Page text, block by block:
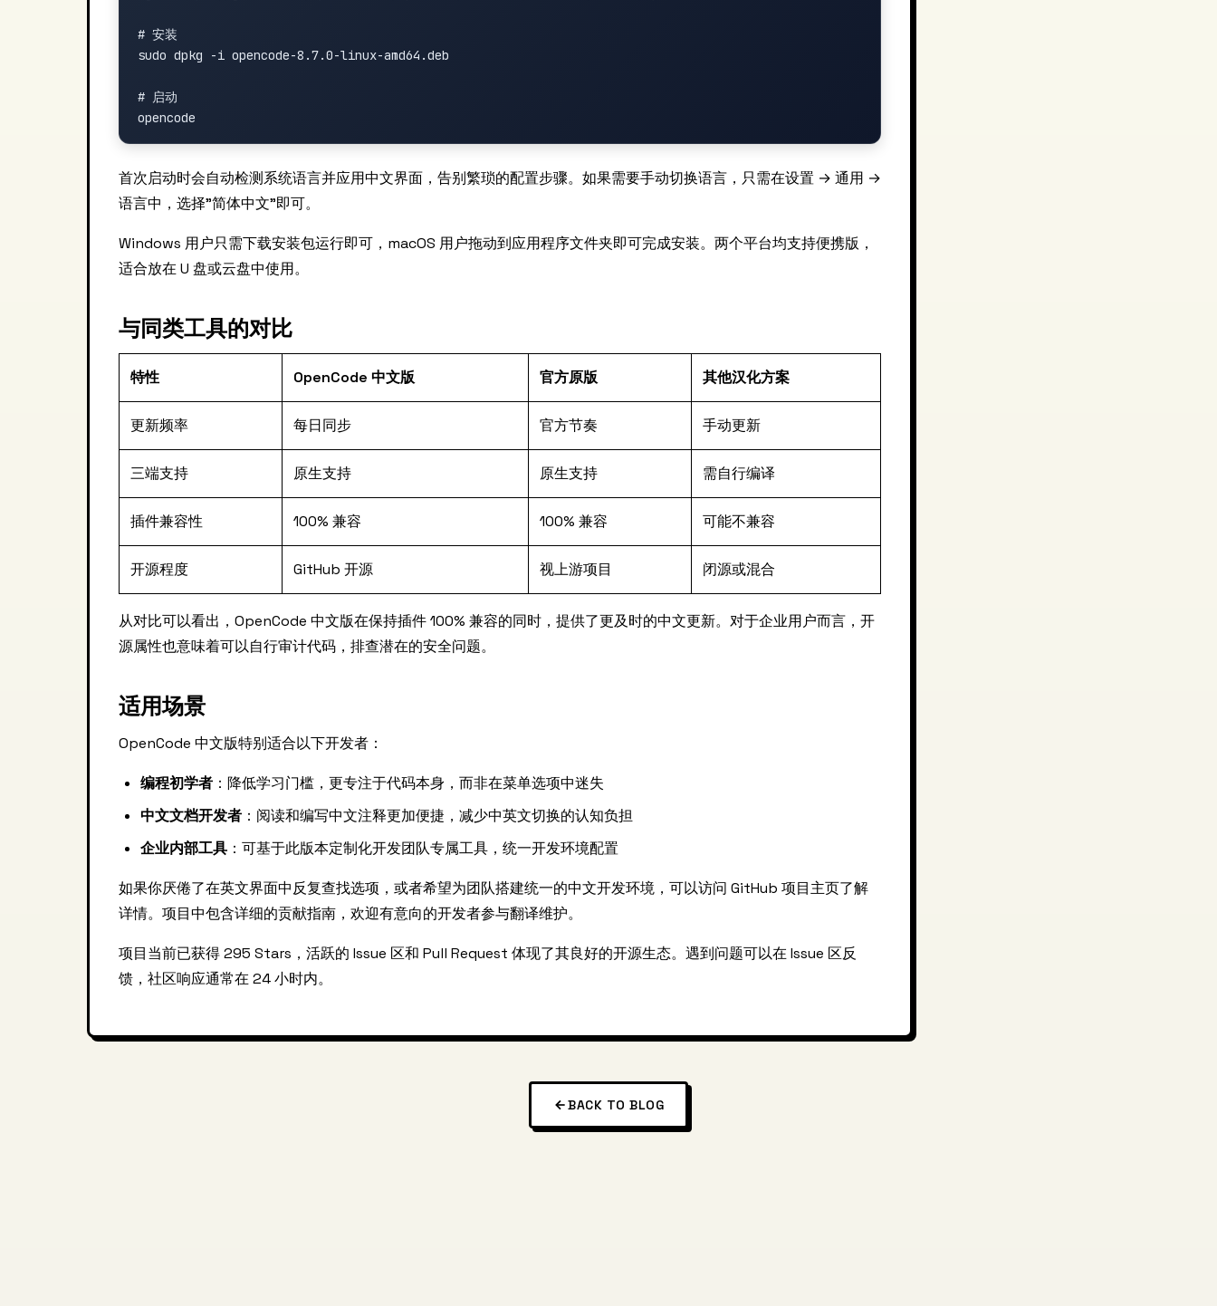
# 安装
sudo dpkg -i opencode-8.7.0-linux-amd64.deb
# 启动
首次启动时会自动检测系统语言并应用中文界面，告别繁琐的配置步骤。如果需要手动切换语言，只需在设置 → 通用 →
语言中，选择"简体中文"即可。
Windows 用户只需下载安装包运行即可，macOS 用户拖动到应用程序文件夹即可完成安装。两个平台均支持便携版，
适合放在 U 盘或云盘中使用。
与同类工具的对比
特性 OpenCode 中文版 官方原版 其他汉化方案
更新频率 每日同步 官方节奏 手动更新
三端支持 原生支持 原生支持 需自行编译
插件兼容性 100% 兼容 100% 兼容 可能不兼容
开源程度 GitHub 开源 视上游项目 闭源或混合
从对比可以看出，OpenCode 中文版在保持插件 100% 兼容的同时，提供了更及时的中文更新。对于企业用户而言，开
源属性也意味着可以自行审计代码，排查潜在的安全问题。
适用场景
OpenCode 中文版特别适合以下开发者：
编程初学者 ：降低学习门槛，更专注于代码本身，而非在菜单选项中迷失
中文文档开发者 ：阅读和编写中文注释更加便捷，减少中英文切换的认知负担
企业内部工具 ：可基于此版本定制化开发团队专属工具，统一开发环境配置
如果你厌倦了在英文界面中反复查找选项，或者希望为团队搭建统一的中文开发环境，可以访问 GitHub 项目主页了解
详情。项目中包含详细的贡献指南，欢迎有意向的开发者参与翻译维护。
项目当前已获得 295 Stars，活跃的 Issue 区和 Pull Request 体现了其良好的开源生态。遇到问题可以在 Issue 区反
馈，社区响应通常在 24 小时内。
BACK TO BLOG